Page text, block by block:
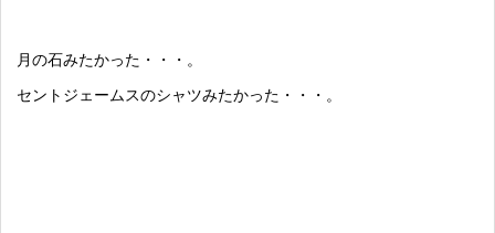
月の石みたかった・・・。
セントジェームスのシャツみたかった・・・。